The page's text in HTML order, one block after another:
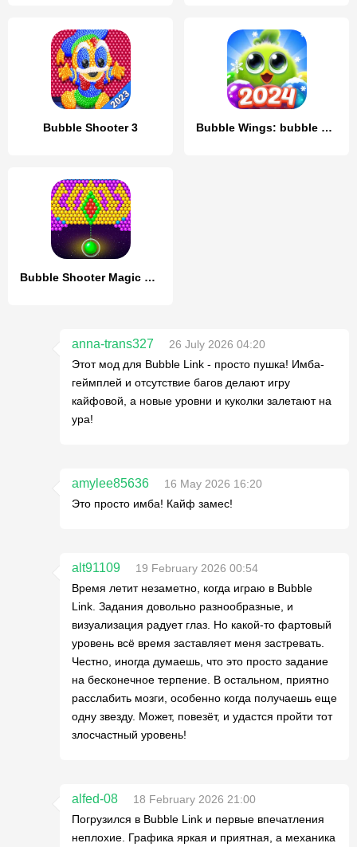
Bubble Shooter 3 Bubble Wings: bubble shooter
Bubble Shooter Magic Forest
anna-trans327
26 July 2026 04:20
Этот мод для Bubble Link - просто пушка! Имба-
геймплей и отсутствие багов делают игру
кайфовой, а новые уровни и куколки залетают на
ура!
amylee85636
16 May 2026 16:20
Это просто имба! Кайф замес!
alt91109
19 February 2026 00:54
Время летит незаметно, когда играю в Bubble
Link. Задания довольно разнообразные, и
визуализация радует глаз. Но какой-то фартовый
уровень всё время заставляет меня застревать.
Честно, иногда думаешь, что это просто задание
на бесконечное терпение. В остальном, приятно
расслабить мозги, особенно когда получаешь еще
одну звезду. Может, повезёт, и удастся пройти тот
злосчастный уровень!
alfed-08
18 February 2026 21:00
Погрузился в Bubble Link и первые впечатления
неплохие. Графика яркая и приятная, а механика